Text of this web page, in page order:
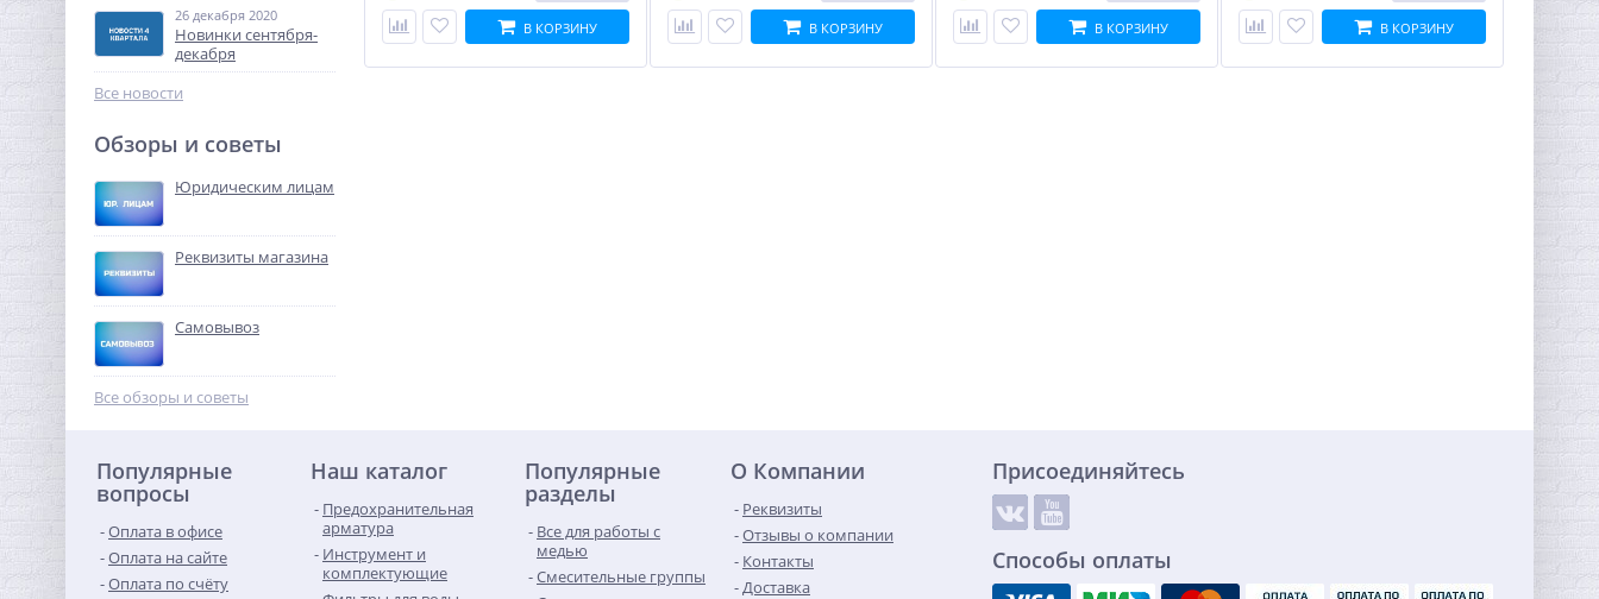
Кран шаровый с
электроприводом Neptun
Profi 12В 1/2"
7 541,76
Тройник резьбовой (ВР) 2"
латунь UNI-FITT
6 772,00 руб.
-68%
26 декабря 2020
Новинки сентября-
декабря
Все новости
Обзоры и советы
Юридическим лицам
Реквизиты магазина
Самовывоз
Все обзоры и советы
В КОРЗИНУ В КОРЗИНУ В КОРЗИНУ В КОРЗИНУ
Популярные
вопросы
Оплата в офисе
Оплата на сайте
Оплата по счёту
Наш каталог
Предохранительная
арматура
Инструмент и
комплектующие
Популярные
разделы
Все для работы с
медью
Смесительные группы
О Компании
Реквизиты
Отзывы о компании
Контакты
Доставка
Присоединяйтесь
Способы оплаты